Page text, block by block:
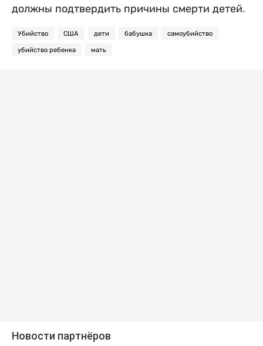
должны подтвердить причины смерти детей.
Убийство США дети бабушка самоубийство
убийство ребенка мать